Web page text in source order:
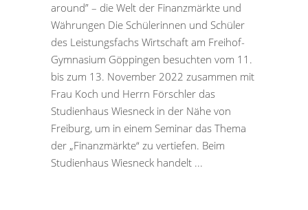
around” – die Welt der Finanzmärkte und
Währungen Die Schülerinnen und Schüler
des Leistungsfachs Wirtschaft am Freihof-
Gymnasium Göppingen besuchten vom 11.
bis zum 13. November 2022 zusammen mit
Frau Koch und Herrn Förschler das
Studienhaus Wiesneck in der Nähe von
Freiburg, um in einem Seminar das Thema
der „Finanzmärkte“ zu vertiefen. Beim
Studienhaus Wiesneck handelt